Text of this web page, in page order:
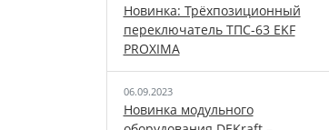
Новинка: Трёхпозиционный
переключатель ТПС-63 EKF
PROXIMA
06.09.2023
Новинка модульного